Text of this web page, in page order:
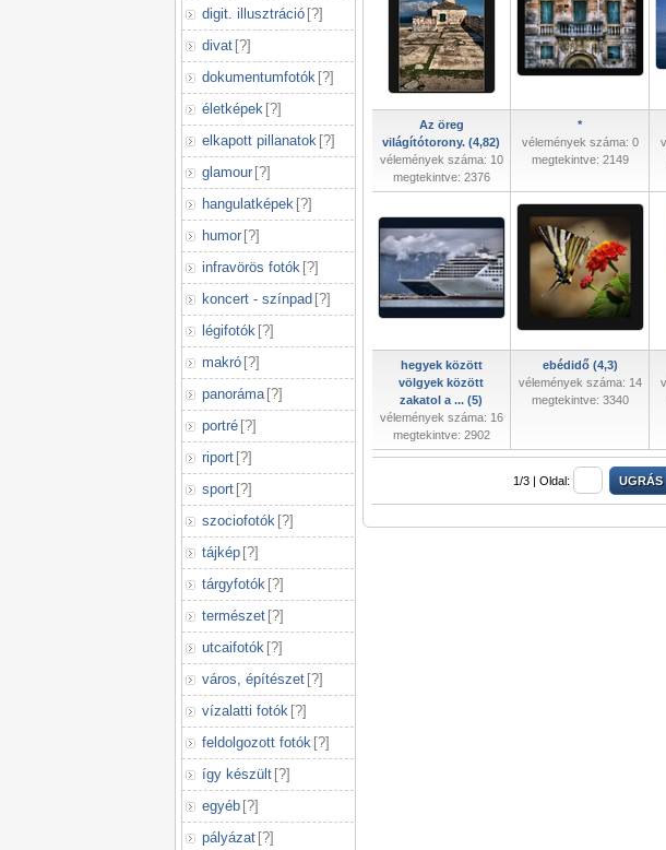
digit. illusztráció [?]
divat [?]
dokumentumfotók [?]
életképek [?]
elkapott pillanatok [?]
glamour [?]
hangulatképek [?]
humor [?]
infravörös fotók [?]
koncert - színpad [?]
légifotók [?]
makró [?]
panoráma [?]
portré [?]
riport [?]
sport [?]
szociofotók [?]
tájkép [?]
tárgyfotók [?]
természet [?]
utcaifotók [?]
város, építészet [?]
vízalatti fotók [?]
feldolgozott fotók [?]
így készült [?]
egyéb [?]
pályázat [?]
Az öreg
világítótorony. (4,82)
vélemények száma: 10
megtekintve: 2376
*
vélemények száma: 0
megtekintve: 2149
hegyek között
völgyek között
zakatol a ... (5)
vélemények száma: 16
megtekintve: 2902
ebédidő (4,3)
vélemények száma: 14
megtekintve: 3340
1/3 | Oldal: